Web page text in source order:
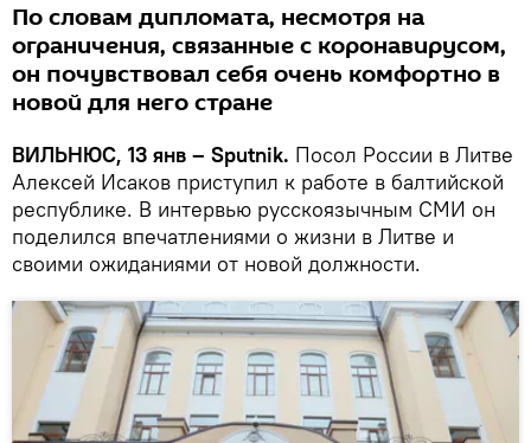
По словам дипломата, несмотря на
ограничения, связанные с коронавирусом,
он почувствовал себя очень комфортно в
новой для него стране
ВИЛЬНЮС, 13 янв – Sputnik. Посол России в Литве
Алексей Исаков приступил к работе в балтийской
республике. В интервью русскоязычным СМИ он
поделился впечатлениями о жизни в Литве и
своими ожиданиями от новой должности.